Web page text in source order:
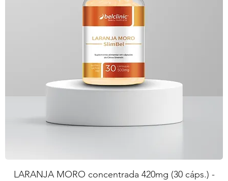
LARANJA MORO concentrada 420mg (30 cáps.) -